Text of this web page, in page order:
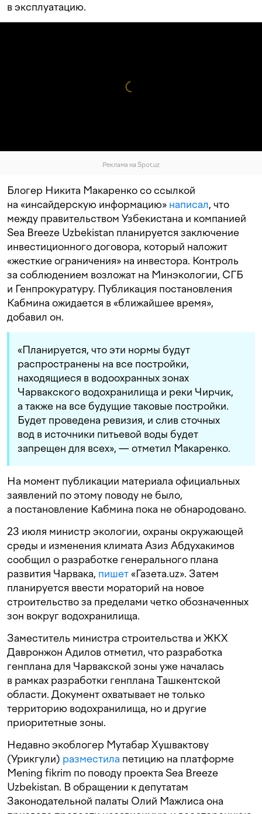
в эксплуатацию.
Реклама на Spot.uz
Блогер Никита Макаренко со ссылкой
на «инсайдерскую информацию» написал, что
между правительством Узбекистана и компанией
Sea Breeze Uzbekistan планируется заключение
инвестиционного договора, который наложит
«жесткие ограничения» на инвестора. Контроль
за соблюдением возложат на Минэкологии, СГБ
и Генпрокуратуру. Публикация постановления
Кабмина ожидается в «ближайшее время»,
добавил он.
«Планируется, что эти нормы будут
распространены на все постройки,
находящиеся в водоохранных зонах
Чарвакского водохранилища и реки Чирчик,
а также на все будущие таковые постройки.
Будет проведена ревизия, и слив сточных
вод в источники питьевой воды будет
запрещен для всех», — отметил Макаренко.
На момент публикации материала официальных
заявлений по этому поводу не было,
а постановление Кабмина пока не обнародовано.
23 июля министр экологии, охраны окружающей
среды и изменения климата Азиз Абдухакимов
сообщил о разработке генерального плана
развития Чарвака, пишет«Газета.uz». Затем
планируется ввести мораторий на новое
строительство за пределами четко обозначенных
зон вокруг водохранилища.
Заместитель министра строительства и ЖКХ
Давронжон Адилов отметил, что разработка
генплана для Чарвакской зоны уже началась
в рамках разработки генплана Ташкентской
области. Документ охватывает не только
территорию водохранилища, но и другие
приоритетные зоны.
Недавно экоблогер Мутабар Хушвактову
(Урикгули) разместила петицию на платформе
Mening fikrim по поводу проекта Sea Breeze
Uzbekistan. В обращении к депутатам
Законодательной палаты Олий Мажлиса она